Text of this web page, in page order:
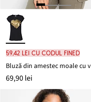
59,42 lei cu codul FINED
69,90 lei